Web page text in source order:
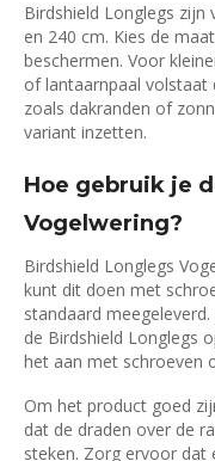
Birdshield Longlegs zijn
en 240 cm. Kies de
beschermen. Voor
of lantaarnpaal volstaat
zoals dakranden of
variant inzetten.
Hoe gebruik je
Vogelwering?
Birdshield Longlegs
kunt dit doen met
standaard
de Birdshield Longlegs
het aan met schroeven
Om het product goed
dat de draden over de
steken. Zorg ervoor